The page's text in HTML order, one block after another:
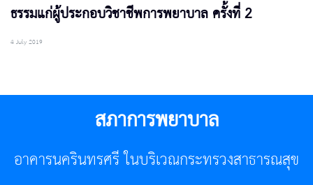
ธรรมแก่ผู้ประกอบวิชาชีพการพยาบาล ครั้งที่ 2
4 July 2019
สภาการพยาบาล
อาคารนครินทรศรี ในบริเวณกระทรวงสาธารณสุข